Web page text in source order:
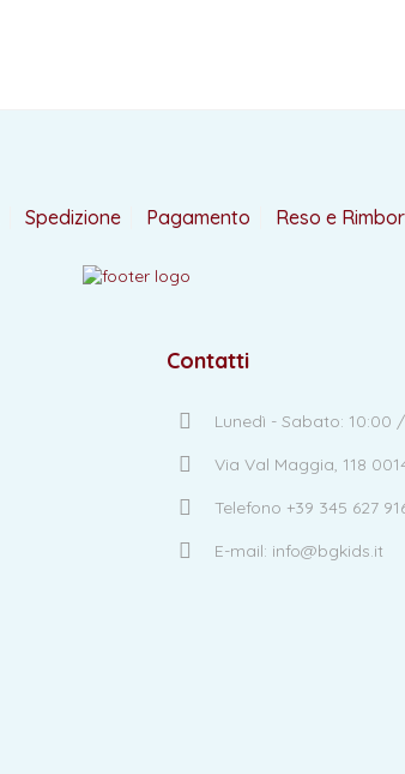
Spedizione Pagamento Reso e
Contatti
Lunedì - Sabato: 10:00
Via Val Maggia, 118
Telefono +39 345 627
E-mail: info@bgkids.it